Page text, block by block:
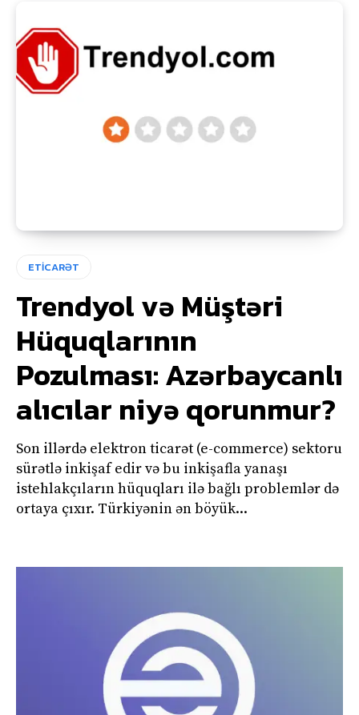
ETİCARƏT
Trendyol və Müştəri
Hüquqlarının
Pozulması: Azərbaycanlı
alıcılar niyə qorunmur?
Son illərdə elektron ticarət (e-commerce) sektoru
sürətlə inkişaf edir və bu inkişafla yanaşı
istehlakçıların hüquqları ilə bağlı problemlər də
ortaya çıxır. Türkiyənin ən böyük...